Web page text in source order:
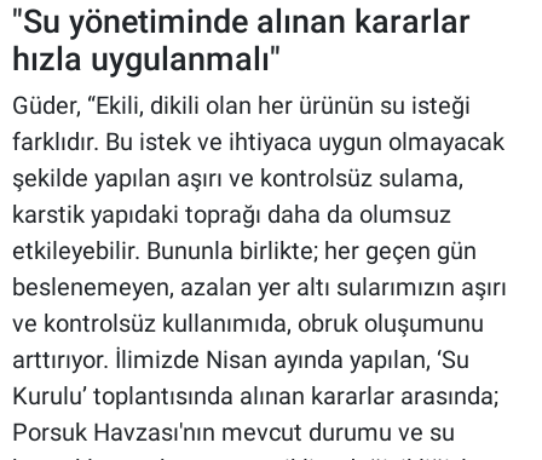
"Su yönetiminde alınan kararlar
hızla uygulanmalı"
Güder, “Ekili, dikili olan her ürünün su isteği
farklıdır. Bu istek ve ihtiyaca uygun olmayacak
şekilde yapılan aşırı ve kontrolsüz sulama,
karstik yapıdaki toprağı daha da olumsuz
etkileyebilir. Bununla birlikte; her geçen gün
beslenemeyen, azalan yer altı sularımızın aşırı
ve kontrolsüz kullanımıda, obruk oluşumunu
arttırıyor. İlimizde Nisan ayında yapılan, ‘Su
Kurulu’ toplantısında alınan kararlar arasında;
Porsuk Havzası'nın mevcut durumu ve su